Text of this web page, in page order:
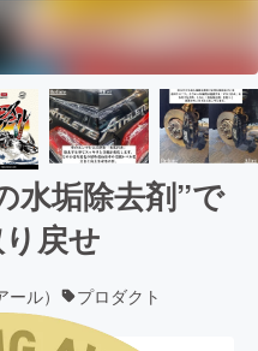
水垢除去剤”で
戻せ
ル） プロダクト